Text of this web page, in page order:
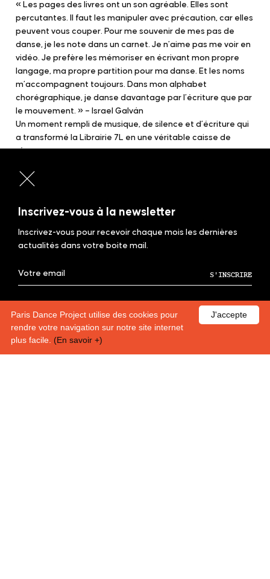
« Les pages des livres ont un son agréable. Elles sont
percutantes. Il faut les manipuler avec précaution, car elles
peuvent vous couper. Pour me souvenir de mes pas de
danse, je les note dans un carnet. Je n’aime pas me voir en
vidéo. Je prefère les mémoriser en écrivant mon propre
langage, ma propre partition pour ma danse. Et les noms
m’accompagnent toujours. Dans mon alphabet
chorégraphique, je danse davantage par l’écriture que par
le mouvement. » – Israel Galván
Un moment rempli de musique, de silence et d’écriture qui
a transformé la Librairie 7L en une véritable caisse de
résonance.
traduisant immédiatement en mouvement, dans une
Inscrivez-vous à la newsletter
Inscrivez-vous pour recevoir chaque mois les dernières
actualités dans votre boite mail.
EN VOUS INSCRIVANT, VOUS ACCEPTEZ DE RECEVOIR NOTRE NEWSLETTER,
CONFORMÉMENT À NOTRE POLITIQUE DE CONFIDENTIALITÉ.
J'accepte
Paris Dance Project utilise des cookies pour
rendre votre navigation sur notre site internet
plus facile. (En savoir +)